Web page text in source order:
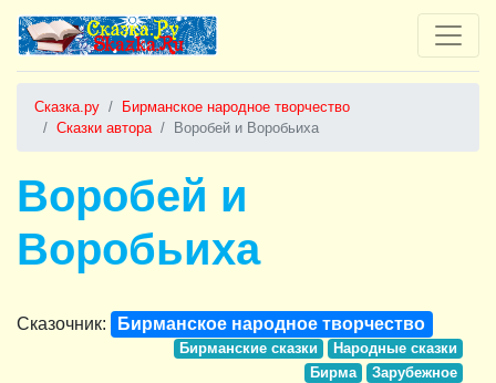
Сказка.ру
Бирманское народное творчество
Сказки автора
Воробей и Воробьиха
Воробей и
Воробьиха
Сказочник: Бирманское народное творчество
Бирманские сказки
Народные сказки
Бирма
Зарубежное